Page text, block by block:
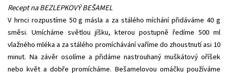
Recept na BEZLEPKOVÝ BEŠAMEL
V hrnci rozpustíme 50 g másla a za stálého míchání přidáváme 40 g
směsi. Umícháme světlou jíšku, kterou postupně ředíme 500 ml
vlažného mléka a za stálého promíchávání vaříme do zhoustnutí asi 10
minut. Na závěr osolíme a přidáme nastrouhaný muškátový oříšek
nebo květ a dobře promícháme. Bešamelovou omáčku používáme